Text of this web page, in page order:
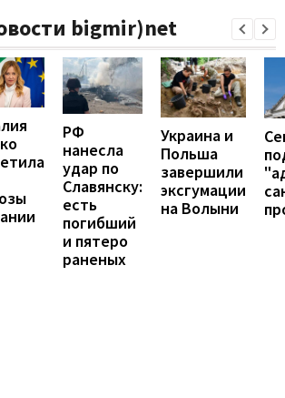
bigmir)net
РФ
нанесла
удар по
Славянску:
есть
погибший
и пятеро
раненых
Украина и
Польша
завершили
эксгумации
на Волыни